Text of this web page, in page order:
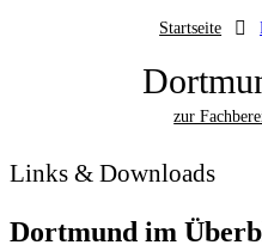
Startseite
zur
Links & Downloads
Dortmund im